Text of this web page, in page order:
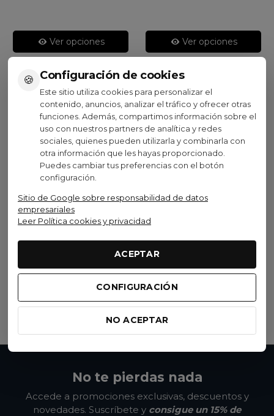
🍪 Configuración de cookies
Este sitio utiliza cookies para personalizar el
contenido, anuncios, analizar el tráfico y ofrecer otras
funciones. Además, compartimos información sobre el
uso con nuestros partners de analítica y redes
sociales, quienes pueden utilizarla y combinarla con
otra información que les hayas proporcionado.
Puedes cambiar tus preferencias con el botón
configuración.
Sitio de Google sobre responsabilidad de datos
empresariales
Leer Política cookies y privacidad
ACEPTAR
CONFIGURACIÓN
NO ACEPTAR
Ver opciones Ver opciones
Visto recientemente
Oferta
No disponible
Bontrager
Bolsa De Sillín Bontrager
Comp M
-15%
Ver opciones
No te pierdas nada
Accede a promociones exclusivas, descuentos y
novedades. Suscríbete y consigue un 15% de